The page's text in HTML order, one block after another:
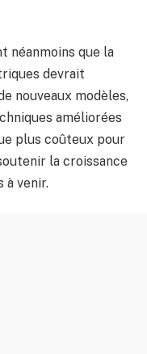
néanmoins que la
devrait
nouveaux modèles,
améliorées
plus coûteux pour
la croissance
à venir.